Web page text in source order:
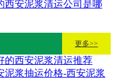
西安泥浆清运公司是哪
更多>>
的西安泥浆清运推荐
泥浆抽运价格-西安泥浆